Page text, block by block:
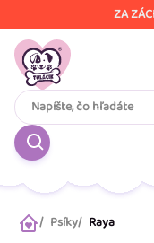
na
obsah
ZA
DomovPsíky Raya